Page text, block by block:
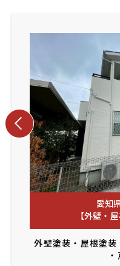
愛知
【外壁・
外壁塗装 ・ 屋根塗装
・